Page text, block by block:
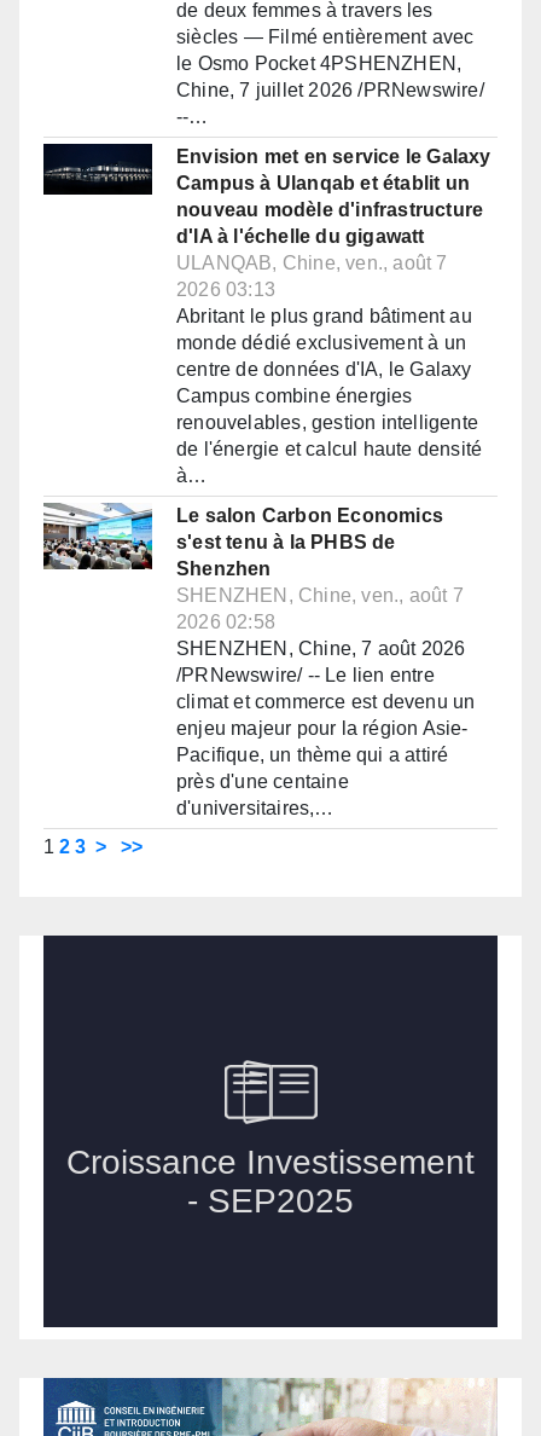
de deux femmes à travers les
siècles — Filmé entièrement avec
le Osmo Pocket 4PSHENZHEN,
Chine, 7 juillet 2026 /PRNewswire/
--…
Envision met en service le Galaxy
Campus à Ulanqab et établit un
nouveau modèle d'infrastructure
d'IA à l'échelle du gigawatt
ULANQAB, Chine, ven., août 7
2026 03:13
Abritant le plus grand bâtiment au
monde dédié exclusivement à un
centre de données d'IA, le Galaxy
Campus combine énergies
renouvelables, gestion intelligente
de l'énergie et calcul haute densité
à…
Le salon Carbon Economics
s'est tenu à la PHBS de
Shenzhen
SHENZHEN, Chine, ven., août 7
2026 02:58
SHENZHEN, Chine, 7 août 2026
/PRNewswire/ -- Le lien entre
climat et commerce est devenu un
enjeu majeur pour la région Asie-
Pacifique, un thème qui a attiré
près d'une centaine
d'universitaires,…
1 2 3 > >>